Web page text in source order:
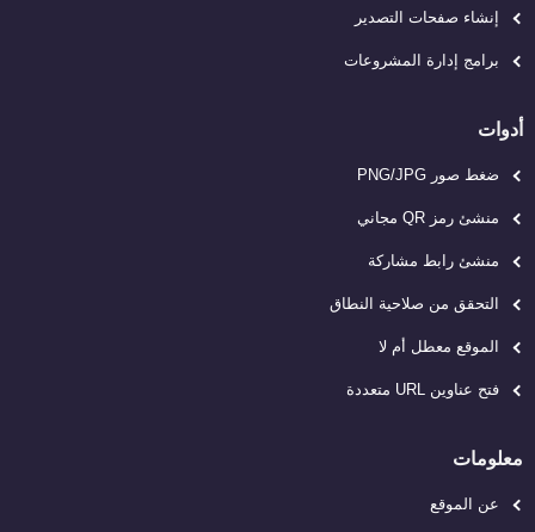
إنشاء صفحات التصدير
برامج إدارة المشروعات
أدوات
ضغط صور PNG/JPG
منشئ رمز QR مجاني
منشئ رابط مشاركة
التحقق من صلاحية النطاق
الموقع معطل أم لا
فتح عناوين URL متعددة
معلومات
عن الموقع